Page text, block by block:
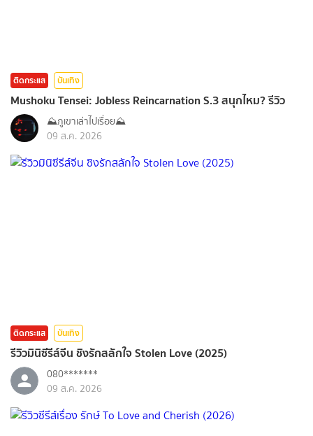
ติดกระแส บันเทิง
Mushoku Tensei: Jobless Reincarnation S.3 สนุกไหม? รีวิว
⛰️ภูเขาเล่าไปเรื่อย⛰️
09 ส.ค. 2026
ติดกระแส บันเทิง
รีวิวมินิซีรีส์จีน ชิงรักสลักใจ Stolen Love (2025)
080*******
09 ส.ค. 2026